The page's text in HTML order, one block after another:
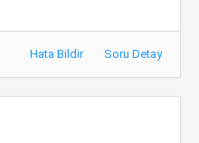
Hata Bildir Soru Detay